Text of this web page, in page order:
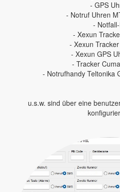
- GPS
- Notruf Uhren
-
- Xexun
- Xexun
- Xexun GPS
- Tracker
- Notrufhandy Teltonika
u.s.w. sind über eine